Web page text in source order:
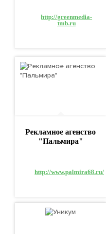
http://greenmedia-
tmb.ru
Рекламное агенство
"Пальмира"
http://www.palmira68.ru/